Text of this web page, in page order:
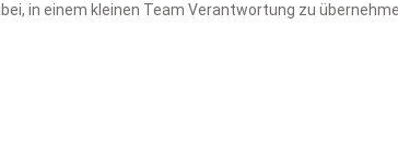
in einem kleinen Team Verantwortung zu